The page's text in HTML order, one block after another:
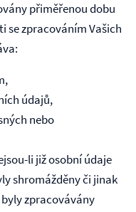
přiměřenou dobu
se zpracováním Vašich
údajů,
nebo
li již osobní údaje
shromážděny či jinak
zpracovávány